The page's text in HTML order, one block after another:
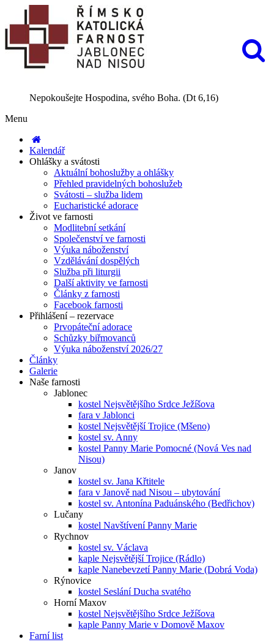
Nepokoušejte Hospodina, svého Boha. (Dt 6,16)
Menu
Kalendář
Ohlášky a svátosti
Aktuální bohoslužby a ohlášky
Přehled pravidelných bohoslužeb
Svátosti – služba lidem
Eucharistické adorace
Život ve farnosti
Modlitební setkání
Společenství ve farnosti
Výuka náboženství
Vzdělávání dospělých
Služba při liturgii
Další aktivity ve farnosti
Články z farnosti
Facebook farnosti
Přihlášení – rezervace
Prvopáteční adorace
Schůzky biřmovanců
Výuka náboženství 2026/27
Články
Galerie
Naše farnosti
Jablonec
kostel Nejsvětějšího Srdce Ježíšova
fara v Jablonci
kostel Nejsvětější Trojice (Mšeno)
kostel sv. Anny
kostel Panny Marie Pomocné (Nová Ves nad
Nisou)
Janov
kostel sv. Jana Křtitele
fara v Janově nad Nisou – ubytování
kostel sv. Antonína Paduánského (Bedřichov)
Lučany
kostel Navštívení Panny Marie
Rychnov
kostel sv. Václava
kaple Nejsvětější Trojice (Rádlo)
kaple Nanebevzetí Panny Marie (Dobrá Voda)
Rýnovice
kostel Seslání Ducha svatého
Horní Maxov
kostel Nejsvětějšího Srdce Ježíšova
kaple Panny Marie v Domově Maxov
Farní list